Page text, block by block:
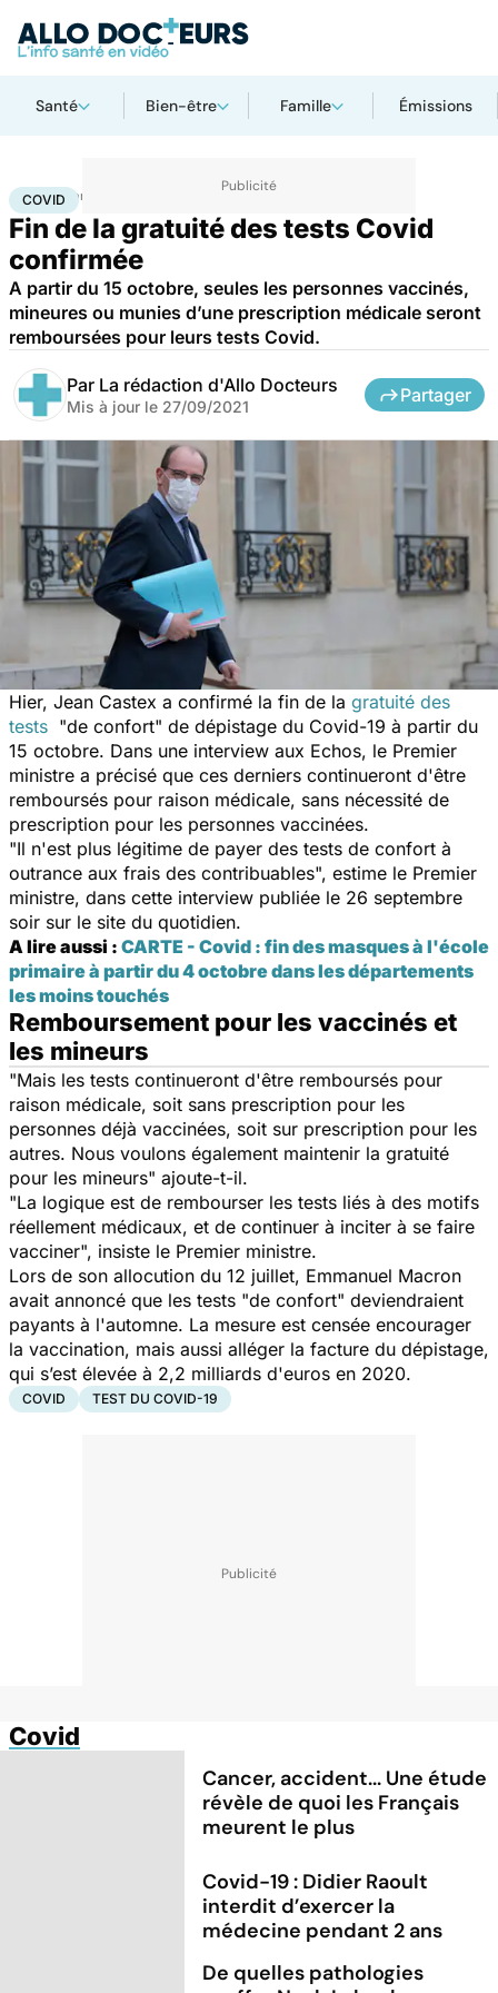
Santé Bien-être Famille Émissions
Accueil Santé Maladies infectieuses
COVID
Fin de la gratuité des tests Covid
confirmée
A partir du 15 octobre, seules les personnes vaccinés,
mineures ou munies d’une prescription médicale seront
remboursées pour leurs tests Covid.
Par La rédaction d'Allo Docteurs
Mis à jour le 27/09/2021
Partager
Hier, Jean Castex a confirmé la fin de la gratuité des
tests "de confort" de dépistage du Covid-19 à partir du
15 octobre. Dans une interview aux Echos, le Premier
ministre a précisé que ces derniers continueront d'être
remboursés pour raison médicale, sans nécessité de
prescription pour les personnes vaccinées.
"Il n'est plus légitime de payer des tests de confort à
outrance aux frais des contribuables", estime le Premier
ministre, dans cette interview publiée le 26 septembre
soir sur le site du quotidien.
A lire aussi : CARTE - Covid : fin des masques à l'école
primaire à partir du 4 octobre dans les départements
les moins touchés
Remboursement pour les vaccinés et
les mineurs
"Mais les tests continueront d'être remboursés pour
raison médicale, soit sans prescription pour les
personnes déjà vaccinées, soit sur prescription pour les
autres. Nous voulons également maintenir la gratuité
pour les mineurs" ajoute-t-il.
"La logique est de rembourser les tests liés à des motifs
réellement médicaux, et de continuer à inciter à se faire
vacciner", insiste le Premier ministre.
Lors de son allocution du 12 juillet, Emmanuel Macron
avait annoncé que les tests "de confort" deviendraient
payants à l'automne. La mesure est censée encourager
la vaccination, mais aussi alléger la facture du dépistage,
qui s’est élevée à 2,2 milliards d'euros en 2020.
COVID TEST DU COVID-19
Covid
Cancer, accident... Une étude
révèle de quoi les Français
meurent le plus
Covid-19 : Didier Raoult
interdit d’exercer la
médecine pendant 2 ans
De quelles pathologies